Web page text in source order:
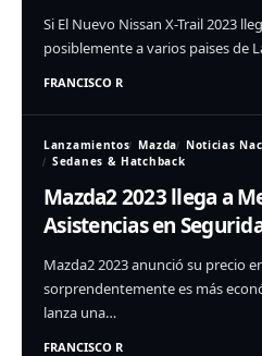
Si El Nuevo Nissan X-Trail 2023
posiblemente a varios paises de
FRANCISCO R
Lanzamientos Mazda
Noticias
Sedanes & Hatchback
Mazda2 2023 llega a
Asistencias en
Mazda2 2023 anunció su precio
sorprendentemente es más
lanza una…
FRANCISCO R